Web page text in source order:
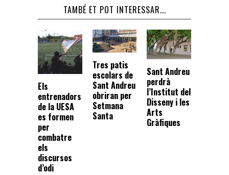
TAMBÉ ET POT INTERESSAR...
Els
entrenadors
de la UESA
es formen
per
combatre
els
discursos
d’odi
Tres patis
escolars de
Sant Andreu
obriran per
Setmana
Santa
Sant Andreu
perdrà
l’Institut del
Disseny i les
Arts
Gràfiques